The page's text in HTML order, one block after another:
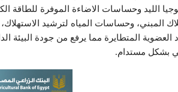
المبني، وحساسات المياه لترشيد
العضوية المتطايرة مما يرفع من جودة البيئة
بشكل مستدام.